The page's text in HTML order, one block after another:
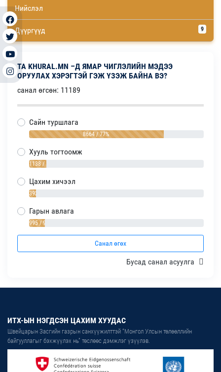
Нийслэл
Дүүргүүд 9
ТА KHURAL.MN –Д ЯМАР ЧИГЛЭЛИЙН МЭДЭЭ
ОРУУЛАХ ХЭРЭГТЭЙ ГЭЖ ҮЗЭЖ БАЙНА ВЭ?
санал өгсөн: 11189
Сайн туршлага
8664 / 77%
Хууль тогтоомж
1138 / 10%
Цахим хичээл
392 / 4%
Гарын авлага
995 / 9%
Санал өгөх
Бусад санал асуулга
ИТХ-ЫН НЭГДСЭН ЦАХИМ ХУУДАС
Швейцарын Засгийн газрын санхүүжилттэй “Монгол Улсын төлөөллийн
байгууллагыг бэхжүүлэх нь” төслөөс дэмжлэг үзүүлэв.